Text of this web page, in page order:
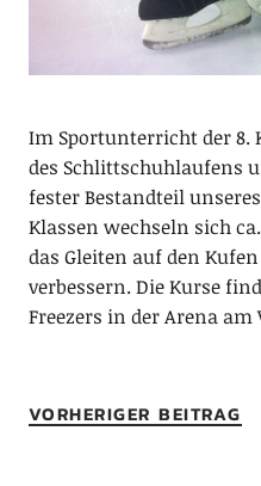
Im Sportunterricht der 8.
des Schlittschuhlaufens
fester Bestandteil
Klassen wechseln sich
das Gleiten auf den
verbessern. Die Kurse
Freezers in der Arena
VORHERIGER BEITRAG